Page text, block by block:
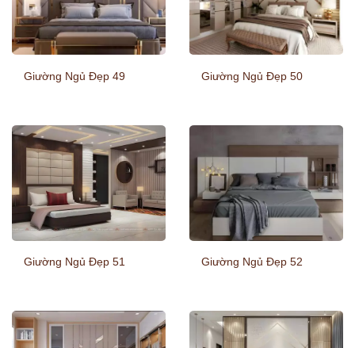
Giường Ngủ Đẹp 49 Giường Ngủ Đẹp 50
Giường Ngủ Đẹp 51 Giường Ngủ Đẹp 52